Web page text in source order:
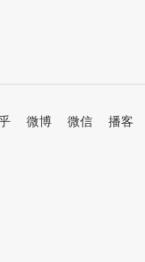
微博 微信 播客